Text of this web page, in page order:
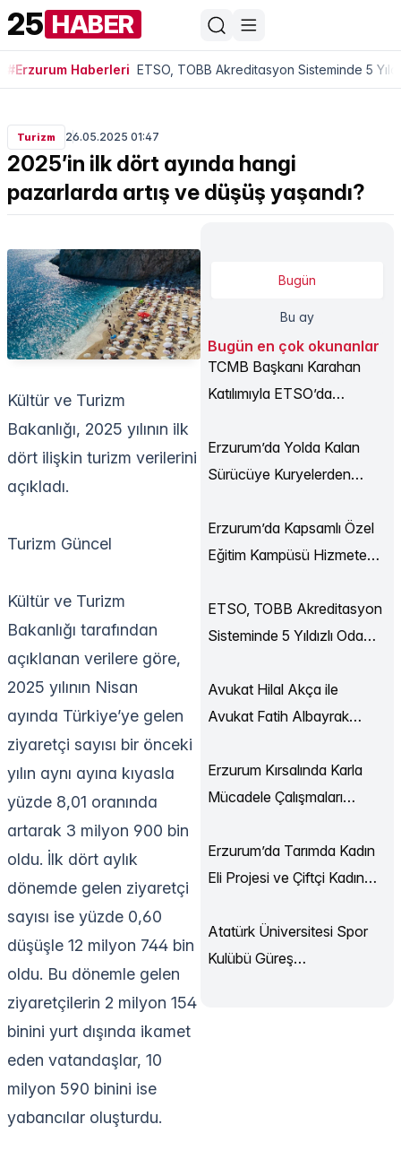
25 HABER
#Erzurum Haberleri ETSO, TOBB Akreditasyon Sisteminde 5
Turizm 26.05.2025 01:47
2025’in ilk dört ayında hangi
pazarlarda artış ve düşüş yaşandı?
Kültür ve Turizm
Bakanlığı, 2025 yılının ilk
dört ilişkin turizm verilerini
açıkladı.
Turizm Güncel
Kültür ve Turizm
Bakanlığı tarafından
açıklanan verilere göre,
2025 yılının Nisan
ayında Türkiye’ye gelen
ziyaretçi sayısı bir önceki
yılın aynı ayına kıyasla
yüzde 8,01 oranında
artarak 3 milyon 900 bin
oldu. İlk dört aylık
dönemde gelen ziyaretçi
sayısı ise yüzde 0,60
düşüşle 12 milyon 744 bin
oldu. Bu dönemle gelen
ziyaretçilerin 2 milyon 154
binini yurt dışında ikamet
eden vatandaşlar, 10
milyon 590 binini ise
yabancılar oluşturdu.
Bugün
Bu ay
Bugün en çok okunanlar
TCMB Başkanı Karahan
Katılımıyla ETSO’da
Düzenlendi
Erzurum’da Yolda Kalan
Sürücüye Kuryelerden
Erzurum’da Kapsamlı Özel
Eğitim Kampüsü Hizmete
ETSO, TOBB Akreditasyon
Sisteminde 5 Yıldızlı Oda
Avukat Hilal Akça ile
Avukat Fatih Albayrak
Erzurum Kırsalında Karla
Mücadele Çalışmaları
Erzurum’da Tarımda Kadın
Eli Projesi ve Çiftçi Kadın
Atatürk Üniversitesi Spor
Kulübü Güreş